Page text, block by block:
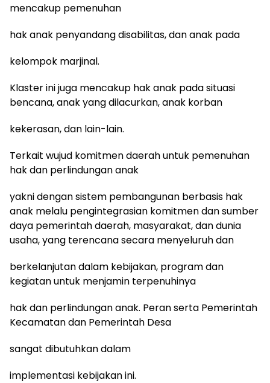
mencakup pemenuhan
hak anak penyandang disabilitas, dan anak pada
kelompok marjinal.
Klaster ini juga mencakup hak anak pada situasi
bencana, anak yang dilacurkan, anak korban
kekerasan, dan lain-lain.
Terkait wujud komitmen daerah untuk pemenuhan
hak dan perlindungan anak
yakni dengan sistem pembangunan berbasis hak
anak melalu pengintegrasian komitmen dan sumber
daya pemerintah daerah, masyarakat, dan dunia
usaha, yang terencana secara menyeluruh dan
berkelanjutan dalam kebijakan, program dan
kegiatan untuk menjamin terpenuhinya
hak dan perlindungan anak. Peran serta Pemerintah
Kecamatan dan Pemerintah Desa
sangat dibutuhkan dalam
implementasi kebijakan ini.